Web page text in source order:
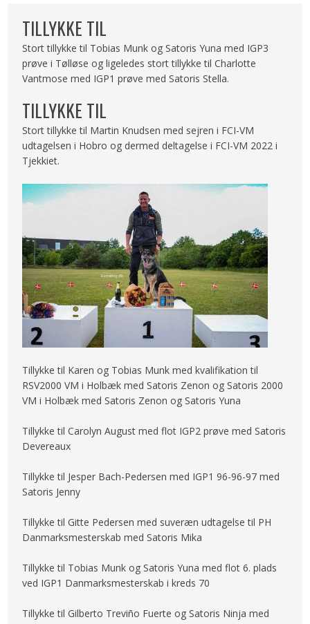
TILLYKKE TIL
Stort tillykke til Tobias Munk og Satoris Yuna med IGP3
prøve i Tølløse og ligeledes stort tillykke til Charlotte
Vantmose med IGP1 prøve med Satoris Stella.
TILLYKKE TIL
Stort tillykke til Martin Knudsen med sejren i FCI-VM
udtagelsen i Hobro og dermed deltagelse i FCI-VM 2022 i
Tjekkiet.
Tillykke til Karen og Tobias Munk med kvalifikation til
RSV2000 VM i Holbæk med Satoris Zenon og Satoris 2000
VM i Holbæk med Satoris Zenon og Satoris Yuna
Tillykke til Carolyn August med flot IGP2 prøve med Satoris
Devereaux
Tillykke til Jesper Bach-Pedersen med IGP1 96-96-97 med
Satoris Jenny
Tillykke til Gitte Pedersen med suveræn udtagelse til PH
Danmarksmesterskab med Satoris Mika​
Tillykke til Tobias Munk og Satoris Yuna med flot 6. plads
ved IGP1 Danmarksmesterskab i kreds 70
Tillykke til Gilberto Treviño Fuerte og Satoris Ninja med